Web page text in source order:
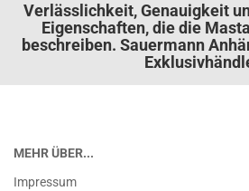
Verlässlichkeit, Genauigkeit
Eigenschaften, die die
beschreiben. Sauermann
MEHR ÜBER...
Impressum